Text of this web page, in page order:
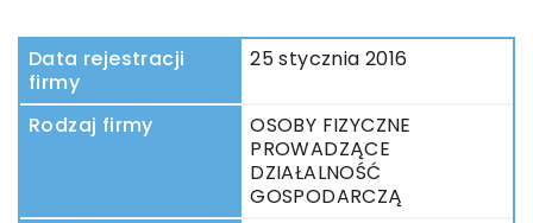
Data rejestracji
firmy
25 stycznia 2016
Rodzaj firmy
OSOBY FIZYCZNE
PROWADZĄCE
DZIAŁALNOŚĆ
GOSPODARCZĄ